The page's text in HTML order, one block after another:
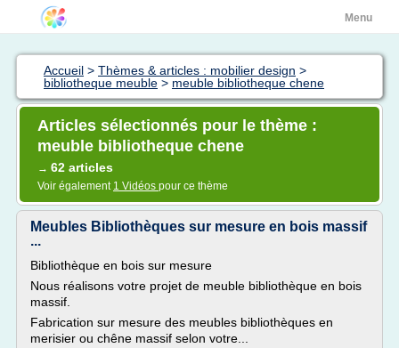
Menu
Accueil > Thèmes & articles : mobilier design >
bibliotheque meuble > meuble bibliotheque chene
Articles sélectionnés pour le thème :
meuble bibliotheque chene
→ 62 articles
Voir également 1 Vidéos pour ce thème
Meubles Bibliothèques sur mesure en bois massif
...
Bibliothèque en bois sur mesure
Nous réalisons votre projet de meuble bibliothèque en bois
massif.
Fabrication sur mesure des meubles bibliothèques en
merisier ou chêne massif selon votre...